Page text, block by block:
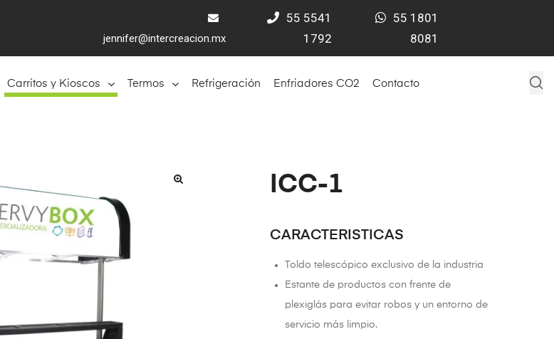
jennifer@intercreacion.mx
55 5541
1792
55 1801
8081
Carritos y Kioscos Termos Refrigeración Enfriadores CO2 Contacto
ICC-1
CARACTERISTICAS
Toldo telescópico exclusivo de la industria
Estante de productos con frente de
plexiglás para evitar robos y un entorno de
servicio más limpio.